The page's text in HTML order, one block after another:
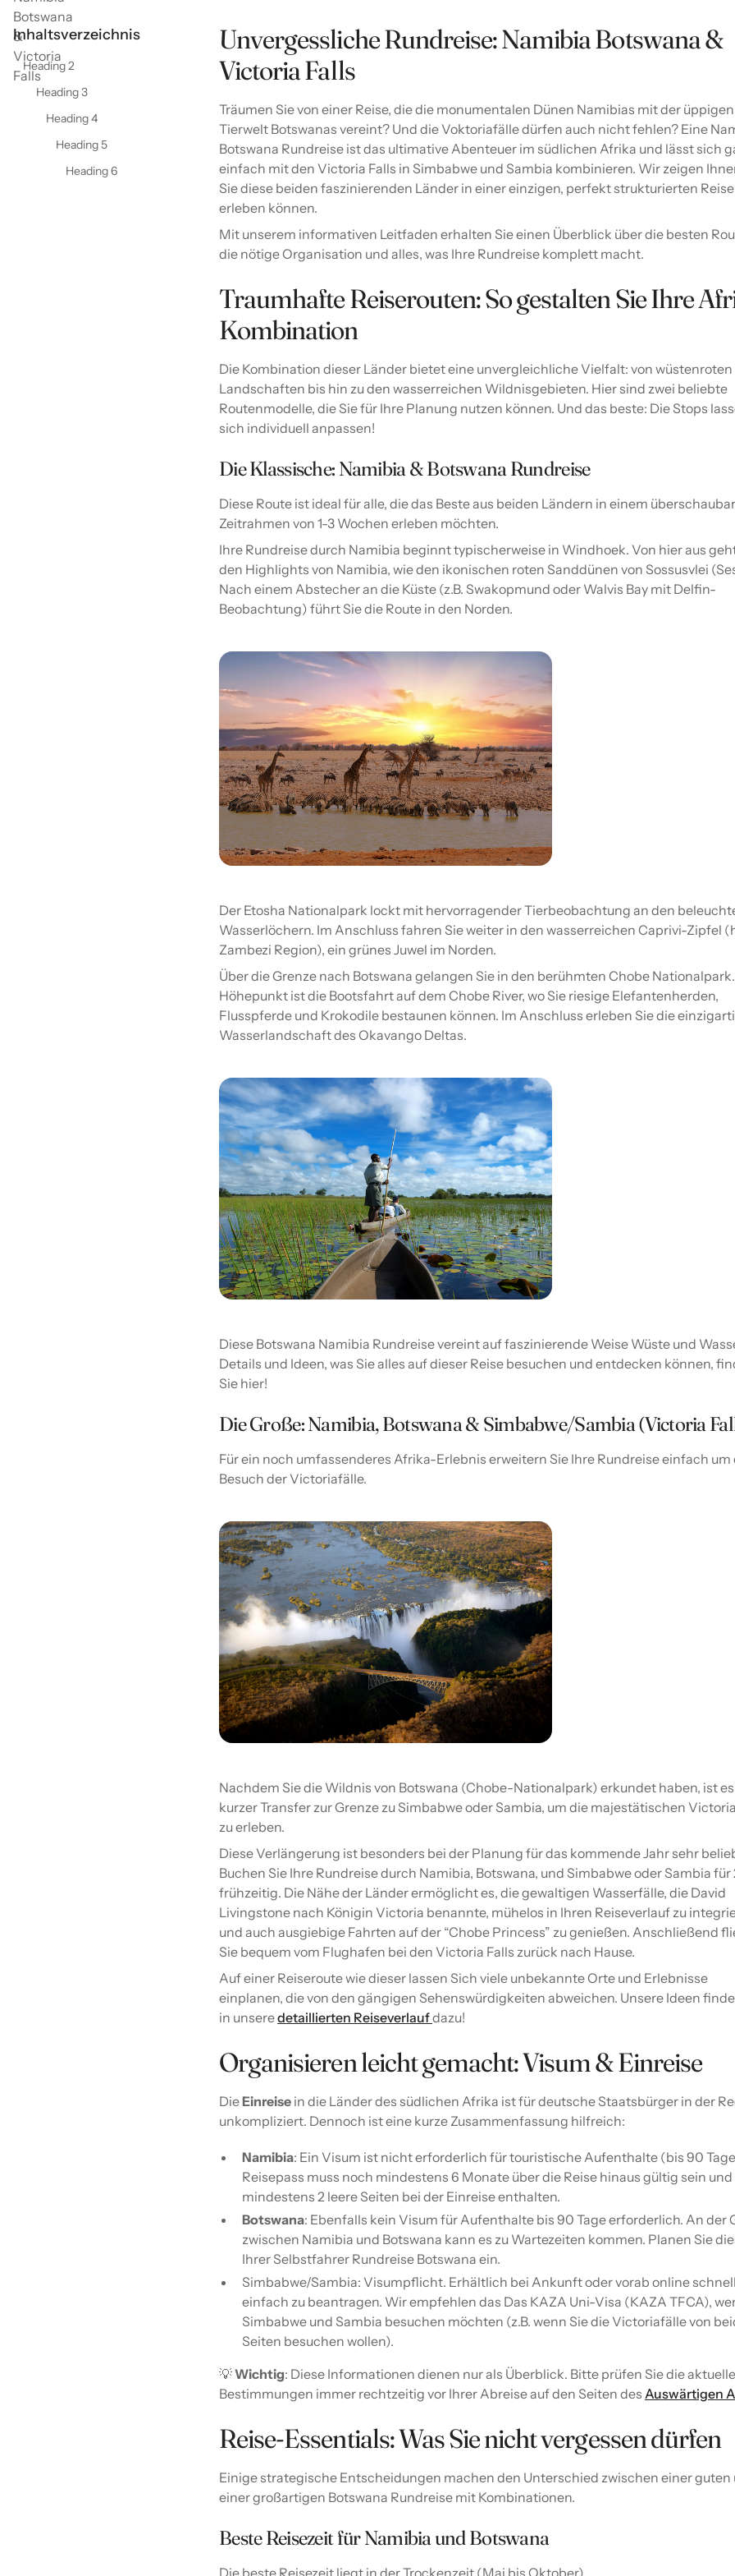
Inhaltsverzeichnis
Heading 2
Heading 3
Heading 4
Heading 5
Heading 6
Unvergessliche Rundreise: Namibia Botswana &
Victoria Falls
Träumen Sie von einer Reise, die die monumentalen Dünen Namibias mit der üppigen
Tierwelt Botswanas vereint? Und die Voktoriafälle dürfen auch nicht fehlen? Eine
Botswana Rundreise ist das ultimative Abenteuer im südlichen Afrika und lässt sich
einfach mit den Victoria Falls in Simbabwe und Sambia kombinieren. Wir zeigen
Sie diese beiden faszinierenden Länder in einer einzigen, perfekt strukturierten Reise
erleben können.
Mit unserem informativen Leitfaden erhalten Sie einen Überblick über die besten
die nötige Organisation und alles, was Ihre Rundreise komplett macht.
Traumhafte Reiserouten: So gestalten Sie Ihre
Kombination
Die Kombination dieser Länder bietet eine unvergleichliche Vielfalt: von wüstenroten
Landschaften bis hin zu den wasserreichen Wildnisgebieten. Hier sind zwei beliebte
Routenmodelle, die Sie für Ihre Planung nutzen können. Und das beste: Die Stops
sich individuell anpassen!
Die Klassische: Namibia & Botswana Rundreise
Diese Route ist ideal für alle, die das Beste aus beiden Ländern in einem
Zeitrahmen von 1-3 Wochen erleben möchten.
Ihre Rundreise durch Namibia beginnt typischerweise in Windhoek. Von hier aus
den Highlights von Namibia, wie den ikonischen roten Sanddünen von Sossusvlei
Nach einem Abstecher an die Küste (z.B. Swakopmund oder Walvis Bay mit Delfin-
Beobachtung) führt Sie die Route in den Norden.
Der Etosha Nationalpark lockt mit hervorragender Tierbeobachtung an den
Wasserlöchern. Im Anschluss fahren Sie weiter in den wasserreichen Caprivi-Zipfel
Zambezi Region), ein grünes Juwel im Norden.
Über die Grenze nach Botswana gelangen Sie in den berühmten Chobe
Höhepunkt ist die Bootsfahrt auf dem Chobe River, wo Sie riesige Elefantenherden,
Flusspferde und Krokodile bestaunen können. Im Anschluss erleben Sie die
Wasserlandschaft des Okavango Deltas.
Diese Botswana Namibia Rundreise vereint auf faszinierende Weise Wüste und
Details und Ideen, was Sie alles auf dieser Reise besuchen und entdecken können,
Sie hier!
Die Große: Namibia, Botswana & Simbabwe/Sambia (Victoria
Für ein noch umfassenderes Afrika-Erlebnis erweitern Sie Ihre Rundreise einfach um
Besuch der Victoriafälle.
Nachdem Sie die Wildnis von Botswana (Chobe-Nationalpark) erkundet haben, ist
kurzer Transfer zur Grenze zu Simbabwe oder Sambia, um die majestätischen
zu erleben.
Diese Verlängerung ist besonders bei der Planung für das kommende Jahr sehr
Buchen Sie Ihre Rundreise durch Namibia, Botswana, und Simbabwe oder Sambia für
frühzeitig. Die Nähe der Länder ermöglicht es, die gewaltigen Wasserfälle, die David
Livingstone nach Königin Victoria benannte, mühelos in Ihren Reiseverlauf zu
und auch ausgiebige Fahrten auf der “Chobe Princess” zu genießen. Anschließend
Sie bequem vom Flughafen bei den Victoria Falls zurück nach Hause.
Auf einer Reiseroute wie dieser lassen Sich viele unbekannte Orte und Erlebnisse
einplanen, die von den gängigen Sehenswürdigkeiten abweichen. Unsere Ideen
in unseredetaillierten Reiseverlaufdazu!
Organisieren leicht gemacht: Visum & Einreise
DieEinreise in die Länder des südlichen Afrika ist für deutsche Staatsbürger in der
unkompliziert. Dennoch ist eine kurze Zusammenfassung hilfreich:
Namibia: Ein Visum ist nicht erforderlich für touristische Aufenthalte (bis 90
Reisepass muss noch mindestens 6 Monate über die Reise hinaus gültig sein und
mindestens 2 leere Seiten bei der Einreise enthalten.
Botswana: Ebenfalls kein Visum für Aufenthalte bis 90 Tage erforderlich. An der
zwischen Namibia und Botswana kann es zu Wartezeiten kommen. Planen Sie
Ihrer Selbstfahrer Rundreise Botswana ein.
Simbabwe/Sambia: Visumpflicht. Erhältlich bei Ankunft oder vorab online
einfach zu beantragen. Wir empfehlen das Das KAZA Uni-Visa (KAZA TFCA),
Simbabwe und Sambia besuchen möchten (z.B. wenn Sie die Victoriafälle von
Seiten besuchen wollen).
💡Wichtig: Diese Informationen dienen nur als Überblick. Bitte prüfen Sie die
Bestimmungen immer rechtzeitig vor Ihrer Abreise auf den Seiten desAuswärtigen
Reise-Essentials: Was Sie nicht vergessen dürfen
Einige strategische Entscheidungen machen den Unterschied zwischen einer guten
einer großartigen Botswana Rundreise mit Kombinationen.
Beste Reisezeit für Namibia und Botswana
Die beste Reisezeit liegt in der Trockenzeit (Mai bis Oktober).